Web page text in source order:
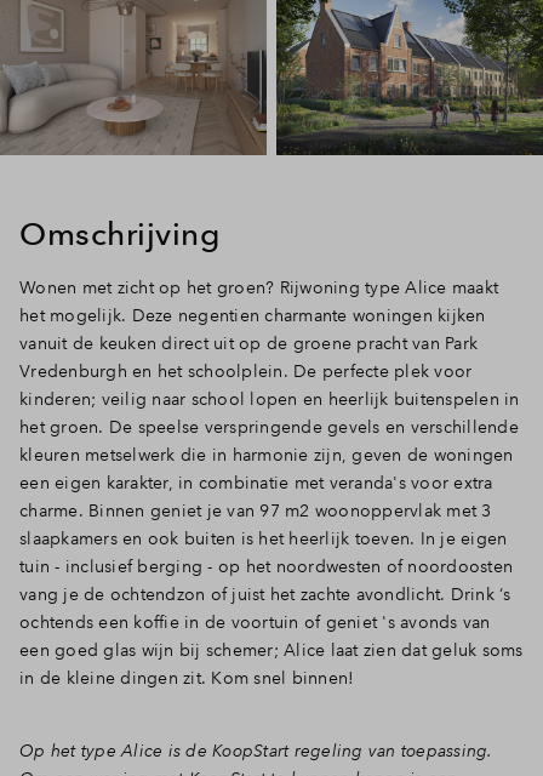
Omschrijving
Wonen met zicht op het groen? Rijwoning type Alice maakt
het mogelijk. Deze negentien charmante woningen kijken
vanuit de keuken direct uit op de groene pracht van Park
Vredenburgh en het schoolplein. De perfecte plek voor
kinderen; veilig naar school lopen en heerlijk buitenspelen in
het groen. De speelse verspringende gevels en verschillende
kleuren metselwerk die in harmonie zijn, geven de woningen
een eigen karakter, in combinatie met veranda's voor extra
charme. Binnen geniet je van 97 m2 woonoppervlak met 3
slaapkamers en ook buiten is het heerlijk toeven. In je eigen
tuin - inclusief berging - op het noordwesten of noordoosten
vang je de ochtendzon of juist het zachte avondlicht. Drink ‘s
ochtends een koffie in de voortuin of geniet 's avonds van
een goed glas wijn bij schemer; Alice laat zien dat geluk soms
in de kleine dingen zit. Kom snel binnen!
Op het type Alice is de KoopStart regeling van toepassing.